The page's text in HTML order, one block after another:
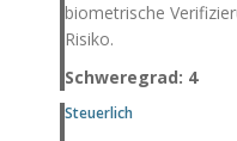
biometrische
Risiko.
Schweregrad: 4
Steuerlich